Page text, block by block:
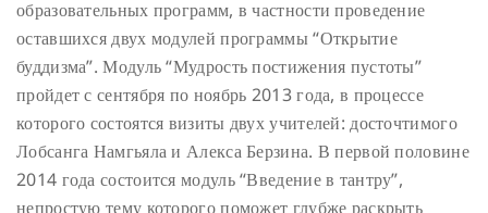
образовательных программ, в частности проведение
оставшихся двух модулей программы “Открытие
буддизма”. Модуль “Мудрость постижения пустоты”
пройдет с сентября по ноябрь 2013 года, в процессе
которого состоятся визиты двух учителей: досточтимого
Лобсанга Намгьяла и Алекса Берзина. В первой половине
2014 года состоится модуль “Введение в тантру”,
непростую тему которого поможет глубже раскрыть